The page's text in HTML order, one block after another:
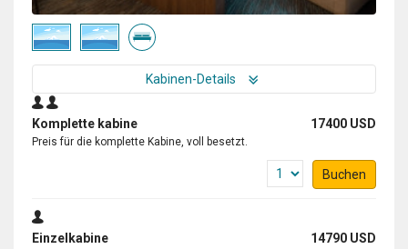
Kabinen-Details
Komplette kabine 17400 USD
Preis für die komplette Kabine, voll besetzt.
Buchen
Einzelkabine 14790 USD